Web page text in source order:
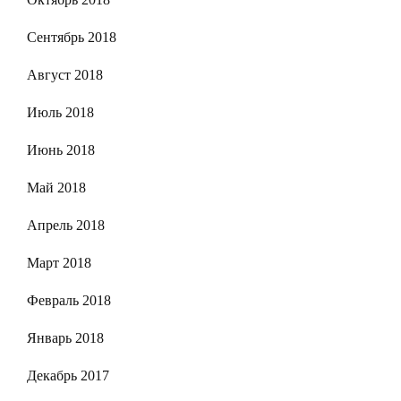
Сентябрь 2018
Август 2018
Июль 2018
Июнь 2018
Май 2018
Апрель 2018
Март 2018
Февраль 2018
Январь 2018
Декабрь 2017